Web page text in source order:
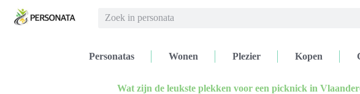
Personatas Wonen Plezier Kopen
Wat zijn de leukste plekken voor een picknick in